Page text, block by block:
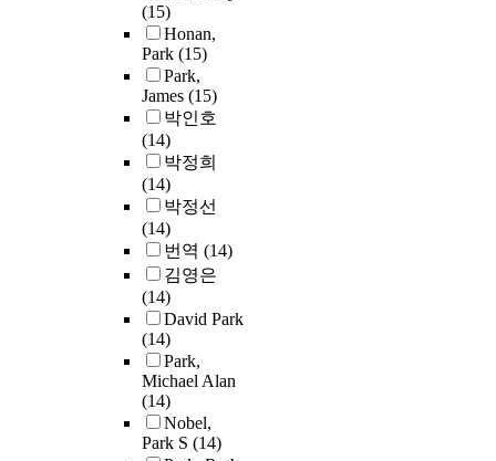
(15)
Honan,
Park (15)
Park,
James (15)
박인호
(14)
박정희
(14)
박정선
(14)
번역 (14)
김영은
(14)
David Park
(14)
Park,
Michael Alan
(14)
Nobel,
Park S (14)